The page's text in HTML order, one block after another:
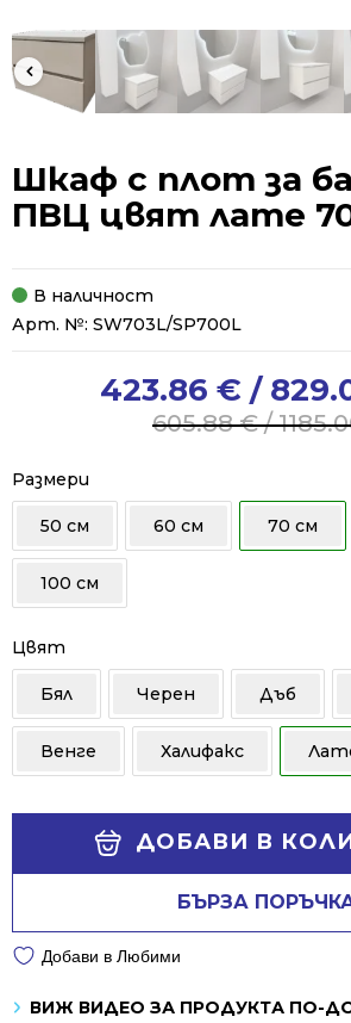
Шкаф с плот за
ПВЦ цвят лате
В наличност
Арт. №: SW703L/SP700L
605.88€/
605.88 €
/
1185.00 лв..
423.86 € /
423.86 €
/
829.00 лв..
Размери
50 см 60 см 70 см
100 см
Цвят
Бял Черен Дъб
Венге Халифакс
ДОБАВИ В
БЪРЗА
Добави в Любими
ВИЖ ВИДЕО ЗА ПРОДУКТА ПО-